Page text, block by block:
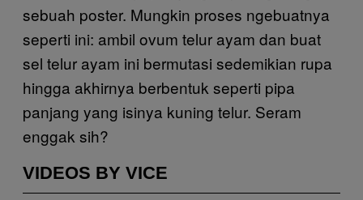
sebuah poster. Mungkin proses ngebuatnya
seperti ini: ambil ovum telur ayam dan buat
sel telur ayam ini bermutasi sedemikian rupa
hingga akhirnya berbentuk seperti pipa
panjang yang isinya kuning telur. Seram
enggak sih?
VIDEOS BY VICE